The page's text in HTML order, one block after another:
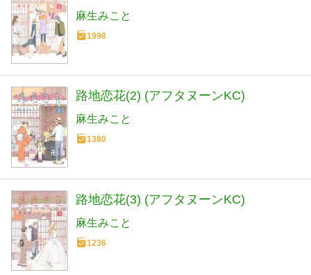
麻生みこと
1998
路地恋花(2) (アフタヌーンKC)
麻生みこと
1380
路地恋花(3) (アフタヌーンKC)
麻生みこと
1236